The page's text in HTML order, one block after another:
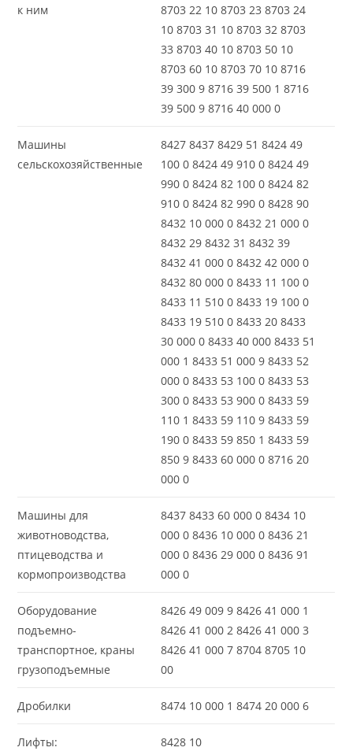
к ним
8703 22 10 8703 23 8703 24
10 8703 31 10 8703 32 8703
33 8703 40 10 8703 50 10
8703 60 10 8703 70 10 8716
39 300 9 8716 39 500 1 8716
39 500 9 8716 40 000 0
Машины
сельскохозяйственные
8427 8437 8429 51 8424 49
100 0 8424 49 910 0 8424 49
990 0 8424 82 100 0 8424 82
910 0 8424 82 990 0 8428 90
8432 10 000 0 8432 21 000 0
8432 29 8432 31 8432 39
8432 41 000 0 8432 42 000 0
8432 80 000 0 8433 11 100 0
8433 11 510 0 8433 19 100 0
8433 19 510 0 8433 20 8433
30 000 0 8433 40 000 8433 51
000 1 8433 51 000 9 8433 52
000 0 8433 53 100 0 8433 53
300 0 8433 53 900 0 8433 59
110 1 8433 59 110 9 8433 59
190 0 8433 59 850 1 8433 59
850 9 8433 60 000 0 8716 20
000 0
Машины для
животноводства,
птицеводства и
кормопроизводства
8437 8433 60 000 0 8434 10
000 0 8436 10 000 0 8436 21
000 0 8436 29 000 0 8436 91
000 0
Оборудование
подъемно-
транспортное, краны
грузоподъемные
8426 49 009 9 8426 41 000 1
8426 41 000 2 8426 41 000 3
8426 41 000 7 8704 8705 10
00
Дробилки 8474 10 000 1 8474 20 000 6
Лифты: 8428 10